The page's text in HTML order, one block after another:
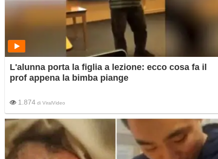
L'alunna porta la figlia a lezione: ecco cosa fa il
prof appena la bimba piange
1.874 di ViralVideo